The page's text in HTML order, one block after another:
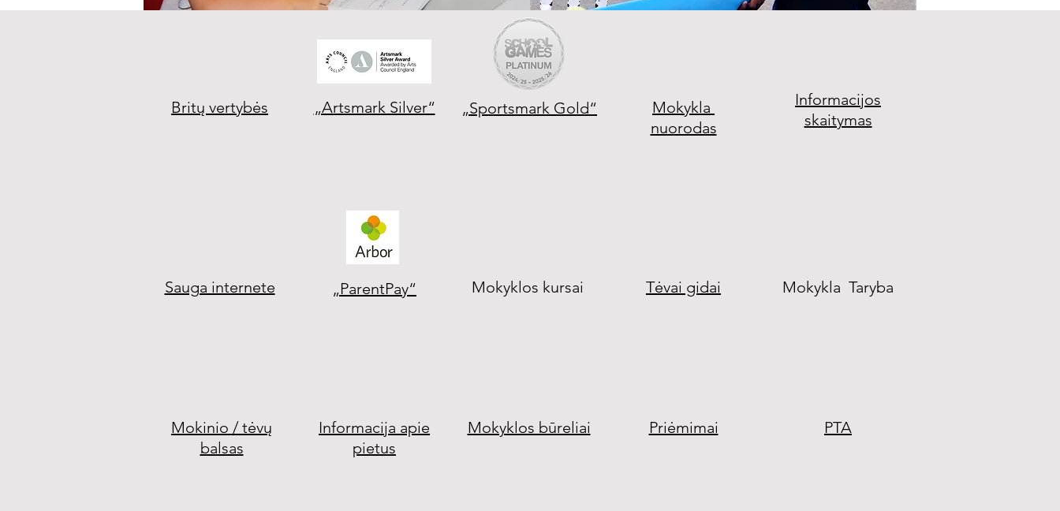
Britų vertybės „Artsmark Silver“ „Sportsmark Gold“
Mokykla
nuorodas
Informacijos
skaitymas
Sauga internete „ParentPay“ Mokyklos kursai Tėvai gidai Mokykla Taryba
Mokinio / tėvų
balsas
Informacija apie
pietus
Mokyklos būreliai Priėmimai PTA